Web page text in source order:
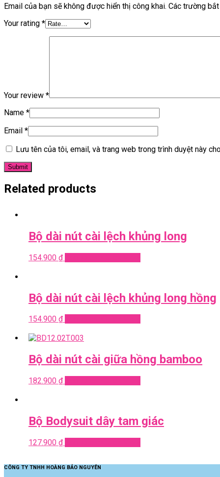
Email của bạn sẽ không được hiển thị công khai. Các trường
Your rating *
Your review *
Name *
Email *
Lưu tên của tôi, email, và trang web trong trình duyệt này
Related products
Bộ dài nút cài lệch khủng long
154.900 ₫
Bộ dài nút cài lệch khủng long hồng
154.900 ₫
Bộ dài nút cài giữa hồng bamboo
182.900 ₫
Bộ Bodysuit dây tam giác
127.900 ₫
CÔNG TY TNHH HOÀNG BẢO NGUYÊN